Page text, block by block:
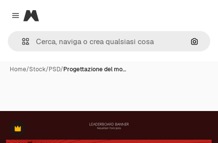
Close menu
Magnific
Cerca
Home/Stock/PSD/Progettazione del mo…
Premium